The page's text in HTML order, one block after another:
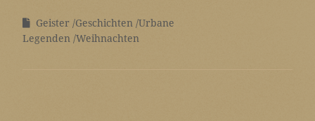
Geister Geschichten Urbane
Legenden Weihnachten